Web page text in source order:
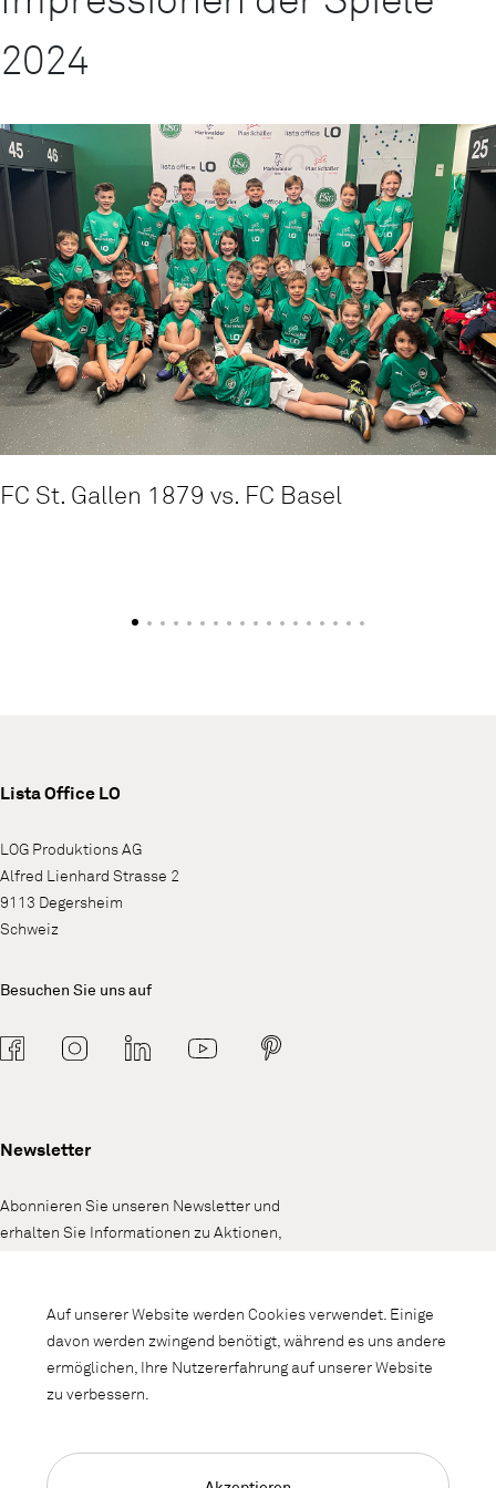
2024
FC St. Gallen 1879 vs. FC Basel
Lista Office LO
LOG Produktions AG
Alfred Lienhard Strasse 2
9113 Degersheim
Schweiz
Besuchen Sie uns auf
Newsletter
Abonnieren Sie unseren Newsletter und
erhalten Sie Informationen zu Aktionen,
Auf unserer Website werden Cookies verwendet. Einige
davon werden zwingend benötigt, während es uns andere
ermöglichen, Ihre Nutzererfahrung auf unserer Website
zu verbessern.